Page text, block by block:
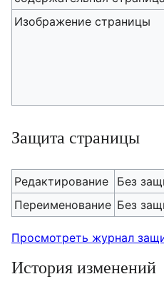
Изображение страницы
Защита страницы
Редактирование
Без
Переименование Без
Просмотреть журнал
История изменений